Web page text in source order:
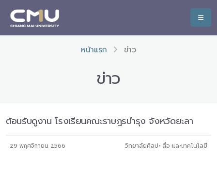
หน้าแรก ข่าว
ข่าว
ต้อนรับดูงาน โรงเรียนคณะราษฎรบำรุง จังหวัดยะลา
29 พฤศจิกายน 2566 วิทยาลัยศิลปะ สื่อ และเทคโนโลยี